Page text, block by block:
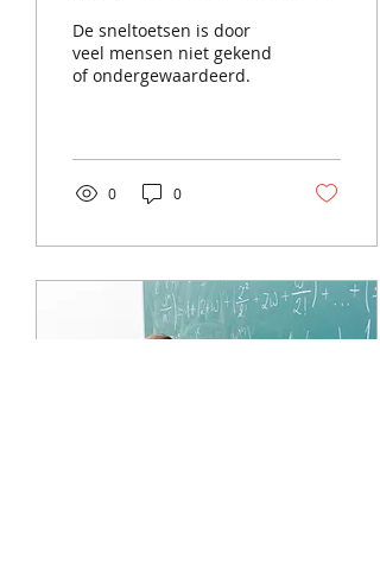
op dit moment.
De sneltoetsen is door
veel mensen niet gekend
of ondergewaardeerd.
0 0